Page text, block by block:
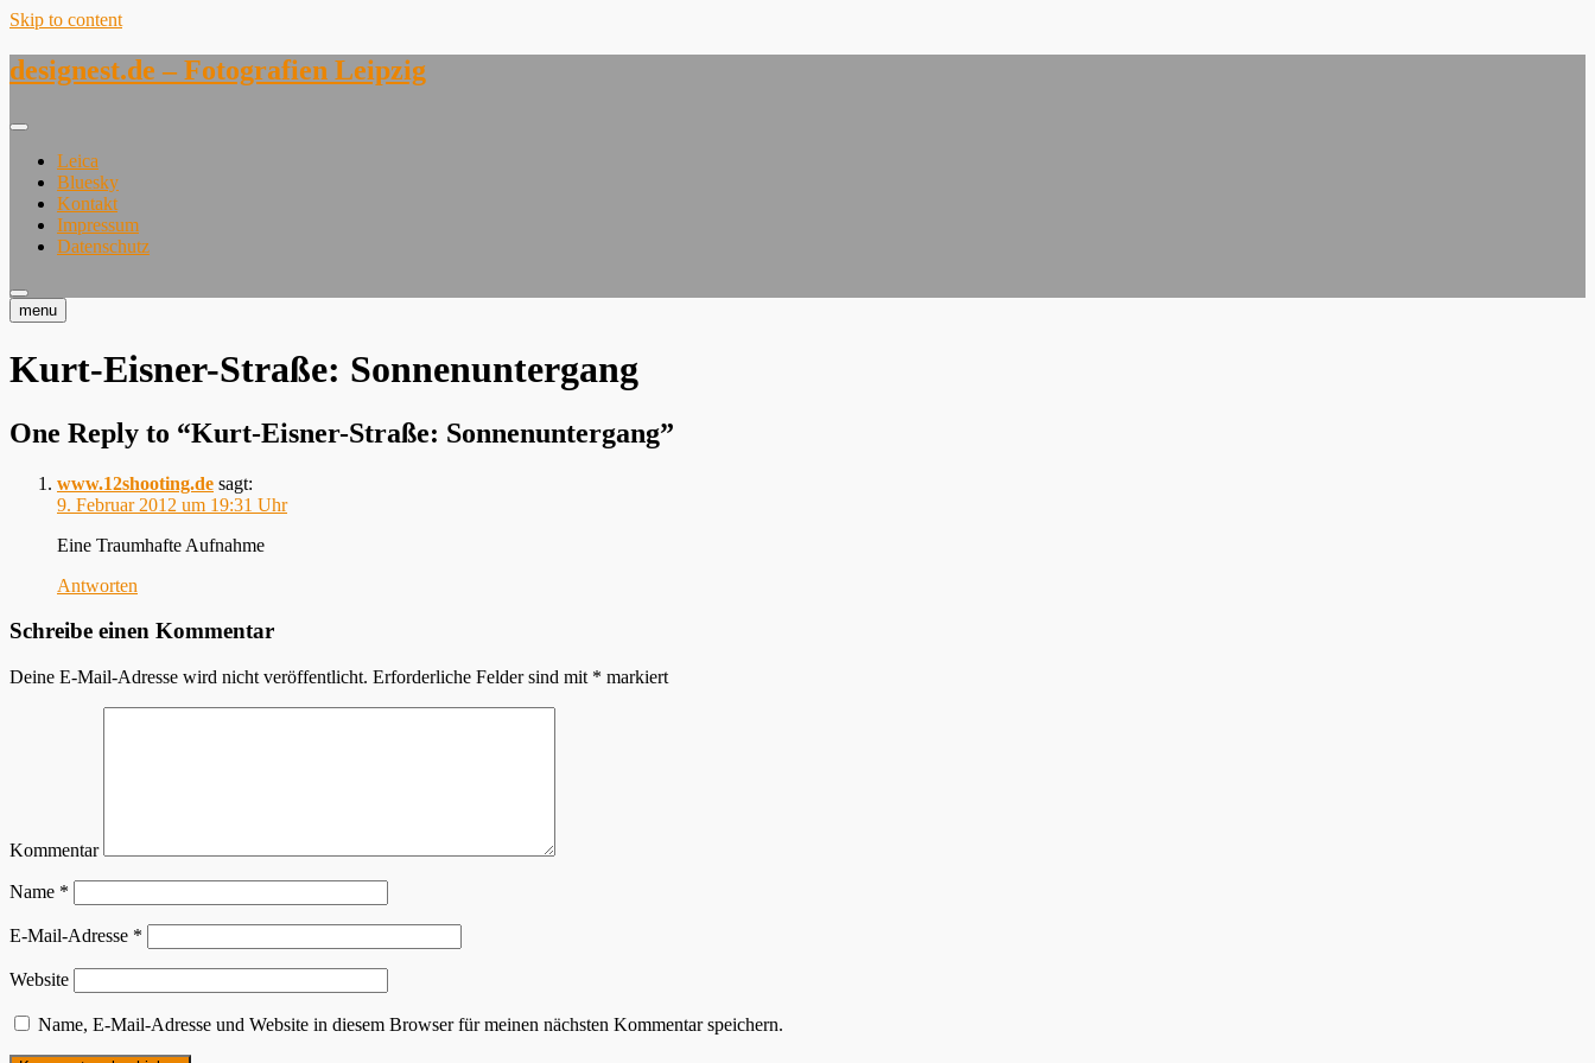
Skip to content
designest.de – Fotografien Leipzig
Leica
Bluesky
Kontakt
Impressum
Datenschutz
menu
Kurt-Eisner-Straße: Sonnenuntergang
One Reply to “Kurt-Eisner-Straße: Sonnenuntergang”
www.12shooting.de sagt:
9. Februar 2012 um 19:31 Uhr
Eine Traumhafte Aufnahme
Antworten
Schreibe einen Kommentar
Deine E-Mail-Adresse wird nicht veröffentlicht. Erforderliche Felder sind mit * markiert
Kommentar
Name *
E-Mail-Adresse *
Website
Name, E-Mail-Adresse und Website in diesem Browser für meinen nächsten Kommentar speichern.